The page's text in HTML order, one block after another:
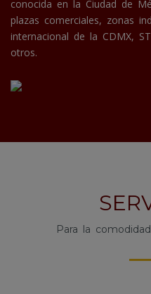
conocida en la Ciudad de
plazas comerciales, zonas
internacional de la CDMX,
otros.
Para la